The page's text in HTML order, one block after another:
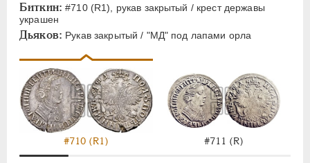
Биткин: #710 (R1), рукав закрытый / крест державы
украшен
Дьяков: Рукав закрытый / "МД" под лапами орла
#710 (R1) #711 (R)